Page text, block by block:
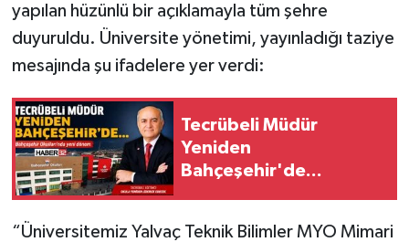
yapılan hüzünlü bir açıklamayla tüm şehre
duyuruldu. Üniversite yönetimi, yayınladığı taziye
mesajında şu ifadelere yer verdi:
Tecrübeli Müdür
Yeniden
Bahçeşehir'de...
“Üniversitemiz Yalvaç Teknik Bilimler MYO Mimari
Teknoloji
Türkiye
Yerel
İletişim